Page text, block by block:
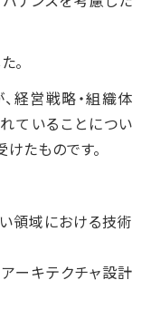
。
経営戦略・組織体
ていることについ
たものです。
領域における技術
ーキテクチャ設計